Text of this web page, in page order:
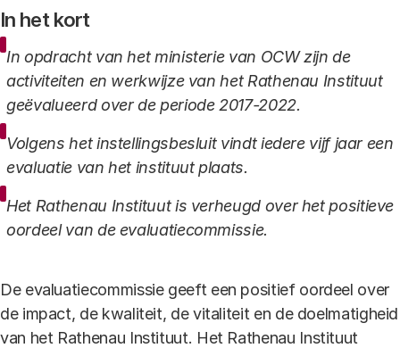
In het kort
In opdracht van het ministerie van OCW zijn de
activiteiten en werkwijze van het Rathenau Instituut
geëvalueerd over de periode 2017-2022.
Volgens het instellingsbesluit vindt iedere vijf jaar een
evaluatie van het instituut plaats.
Het Rathenau Instituut is verheugd over het positieve
oordeel van de evaluatiecommissie.
De evaluatiecommissie geeft een positief oordeel over
de impact, de kwaliteit, de vitaliteit en de doelmatigheid
van het Rathenau Instituut. Het Rathenau Instituut